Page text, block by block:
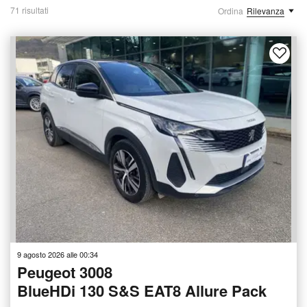
71 risultati Ordina Rilevanza
9 agosto 2026 alle 00:34
Peugeot 3008
BlueHDi 130 S&S EAT8 Allure Pack